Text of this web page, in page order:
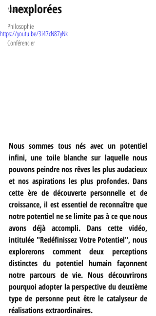
Marketing
Philosophie
Conférencier
Inexplorées
https://youtu.be/3i47cN87yNk
Nous sommes tous nés avec un potentiel
infini, une toile blanche sur laquelle nous
pouvons peindre nos rêves les plus audacieux
et nos aspirations les plus profondes. Dans
cette ère de découverte personnelle et de
croissance, il est essentiel de reconnaître que
notre potentiel ne se limite pas à ce que nous
avons déjà accompli. Dans cette vidéo,
intitulée "Redéfinissez Votre Potentiel", nous
explorerons comment deux perceptions
distinctes du potentiel humain façonnent
notre parcours de vie. Nous découvrirons
pourquoi adopter la perspective du deuxième
type de personne peut être le catalyseur de
réalisations extraordinaires.